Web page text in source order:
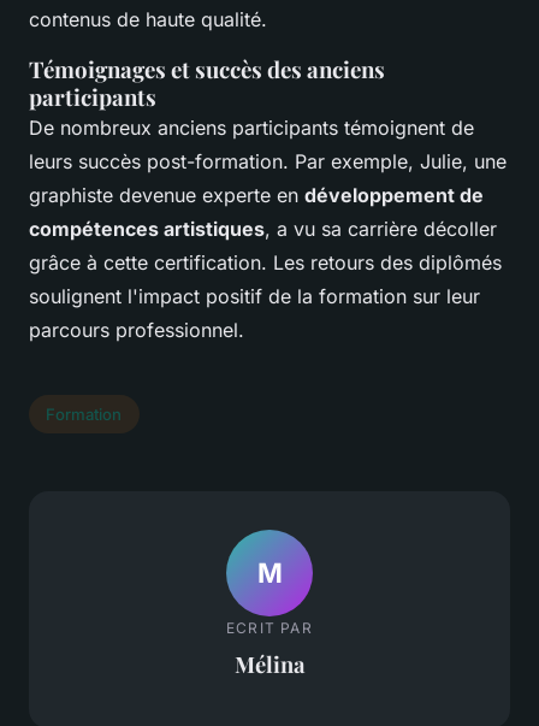
contenus de haute qualité.
Témoignages et succès des anciens
participants
De nombreux anciens participants témoignent de
leurs succès post-formation. Par exemple, Julie, une
graphiste devenue experte en développement de
compétences artistiques, a vu sa carrière décoller
grâce à cette certification. Les retours des diplômés
soulignent l'impact positif de la formation sur leur
parcours professionnel.
Formation
M
ECRIT PAR
Mélina